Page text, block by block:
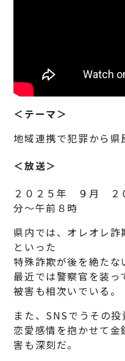
＜テーマ＞
地域連携で犯罪から県
＜放送＞
２０２５年 ９月 ２
分～午前８時
県内では、オレオレ
といった
特殊詐欺が後を絶たな
最近では警察官を装っ
被害も相次いでいる。
また、SNSでうその投
恋愛感情を抱かせて
害も深刻だ。